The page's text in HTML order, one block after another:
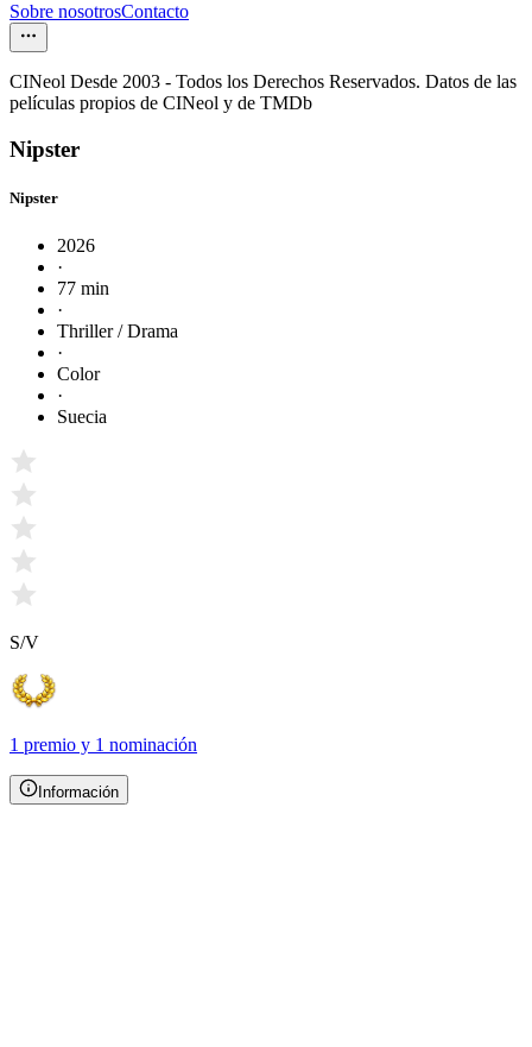
Sobre nosotrosContacto
CINeol Desde 2003 - Todos los Derechos Reservados. Datos de las
películas propios de CINeol y de TMDb
Nipster
Nipster
2026
·
77 min
·
Thriller / Drama
·
Color
·
Suecia
S/V
1 premio y 1 nominación
Información